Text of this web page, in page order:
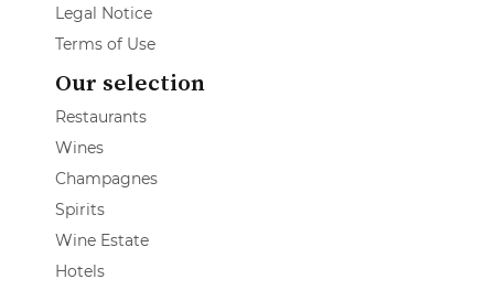
Legal Notice
Terms of Use
Our selection
Restaurants
Wines
Champagnes
Spirits
Wine Estate
Hotels